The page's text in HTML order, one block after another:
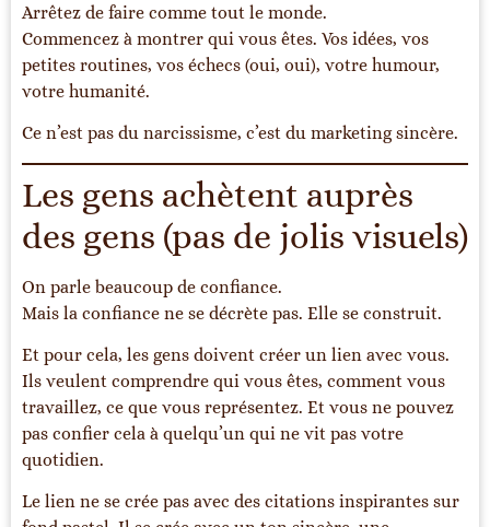
Arrêtez de faire comme tout le monde.
Commencez à montrer qui vous êtes. Vos idées, vos
petites routines, vos échecs (oui, oui), votre humour,
votre humanité.
Ce n’est pas du narcissisme, c’est du marketing sincère.
Les gens achètent auprès
des gens (pas de jolis visuels)
On parle beaucoup de confiance.
Mais la confiance ne se décrète pas. Elle se construit.
Et pour cela, les gens doivent créer un lien avec vous.
Ils veulent comprendre qui vous êtes, comment vous
travaillez, ce que vous représentez. Et vous ne pouvez
pas confier cela à quelqu’un qui ne vit pas votre
quotidien.
Le lien ne se crée pas avec des citations inspirantes sur